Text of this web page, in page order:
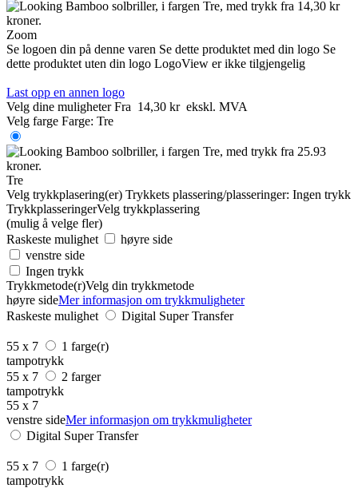
Zoom
Se logoen din på denne varen Se dette produktet med din logo Se
dette produktet uten din logo LogoView er ikke tilgjengelig
Last opp en annen logo
Velg dine muligheter Fra 14,30 kr ekskl. MVA
Velg farge Farge: Tre
Tre
Velg trykkplasering(er) Trykkets plassering/plasseringer: Ingen trykk
TrykkplasseringerVelg trykkplassering
(mulig å velge fler)
Raskeste mulighet
høyre side
venstre side
Ingen trykk
Trykkmetode(r)Velg din trykkmetode
høyre sideMer informasjon om trykkmuligheter
Raskeste mulighet
Digital Super Transfer
55 x 7
1 farge(r)
tampotrykk
55 x 7
2 farger
tampotrykk
55 x 7
venstre sideMer informasjon om trykkmuligheter
Digital Super Transfer
55 x 7
1 farge(r)
tampotrykk